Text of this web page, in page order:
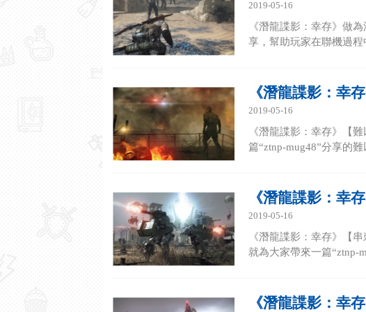
2019-05-16
《潛龍諜影：幸存》做
享，幫助玩家在聯機過
《潛龍諜影：幸
2019-05-16
《潛龍諜影：幸存》【
篇“ztnp-mug48”分享的
《潛龍諜影：幸
2019-05-16
《潛龍諜影：幸存》【
就為大家帶來一篇“ztnp-
《潛龍諜影：幸